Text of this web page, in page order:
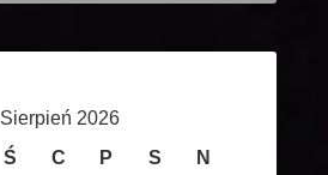
Sierpień 2026
Ś C P S N